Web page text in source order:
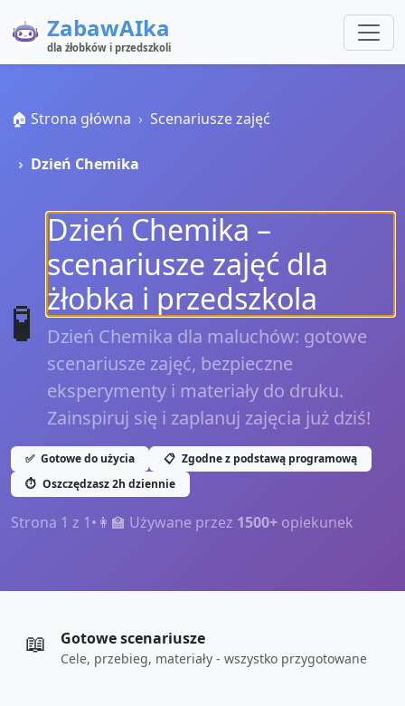
ZabawAIka
dla żłobków i przedszkoli
🏠 Strona główna Scenariusze zajęć
Dzień Chemika
🧪
Dzień Chemika –
scenariusze zajęć dla
żłobka i przedszkola
Dzień Chemika dla maluchów: gotowe
scenariusze zajęć, bezpieczne
eksperymenty i materiały do druku.
Zainspiruj się i zaplanuj zajęcia już dziś!
✅ Gotowe do użycia 📋 Zgodne z podstawą programową
⏱️ Oszczędzasz 2h dziennie
Strona 1 z 1• 👩‍🏫 Używane przez 1500+ opiekunek
📖 Gotowe scenariusze
Cele, przebieg, materiały - wszystko przygotowane